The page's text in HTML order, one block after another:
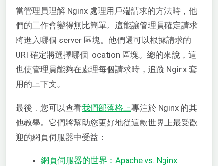
當管理員理解 Nginx 處理用戶端請求的方法時，他
們的工作會變得無比簡單。這能讓管理員確定請求
將進入哪個 server 區塊。他們還可以根據請求的
URI 確定將選擇哪個 location 區塊。總的來說，這
也使管理員能夠在處理每個請求時，追蹤 Nginx 套
用的上下文。
最後，您可以查看我們部落格上專注於 Nginx 的其
他教學。它們將幫助您更好地從這款世界上最受歡
迎的網頁伺服器中受益：
網頁伺服器的世界：Apache vs. Nginx